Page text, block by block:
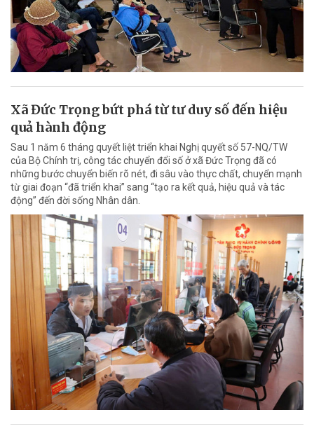
Xã Đức Trọng bứt phá từ tư duy số đến hiệu
quả hành động
Sau 1 năm 6 tháng quyết liệt triển khai Nghị quyết số 57-NQ/TW
của Bộ Chính trị, công tác chuyển đổi số ở xã Đức Trọng đã có
những bước chuyển biến rõ nét, đi sâu vào thực chất, chuyển mạnh
từ giai đoạn “đã triển khai” sang “tạo ra kết quả, hiệu quả và tác
động” đến đời sống Nhân dân.